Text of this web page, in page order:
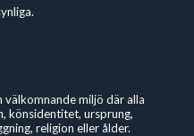
miljö där alla
könsidentitet, ursprung,
religion eller ålder.